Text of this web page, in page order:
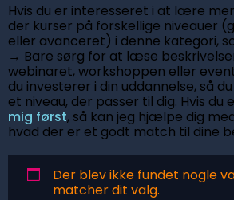
Hvis du er interesseret i at lære
der kurser på forskellige niveauer
eller avanceret) i denne kategori,
→ Bare sørg for at læse
webinaret, workshoppen eller
du investerer i din uddannelse, så
et niveau, der passer til dig. Hvis du
mig først, så kan jeg hjælpe dig
hvad der er et godt match til dine
Der blev ikke fundet nogle
matcher dit valg.